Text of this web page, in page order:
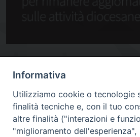
Informativa
Utilizziamo cookie o tecnologie
finalità tecniche e, con il tuo
altre finalità ("interazioni e
"miglioramento